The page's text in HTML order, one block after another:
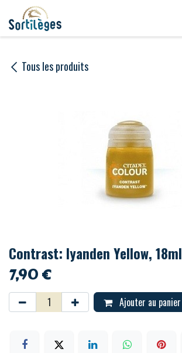
Se rendre au contenu
Tous les produits
Contrast: Iyanden Yellow, 18ml
7,90€
Ajouter au panier